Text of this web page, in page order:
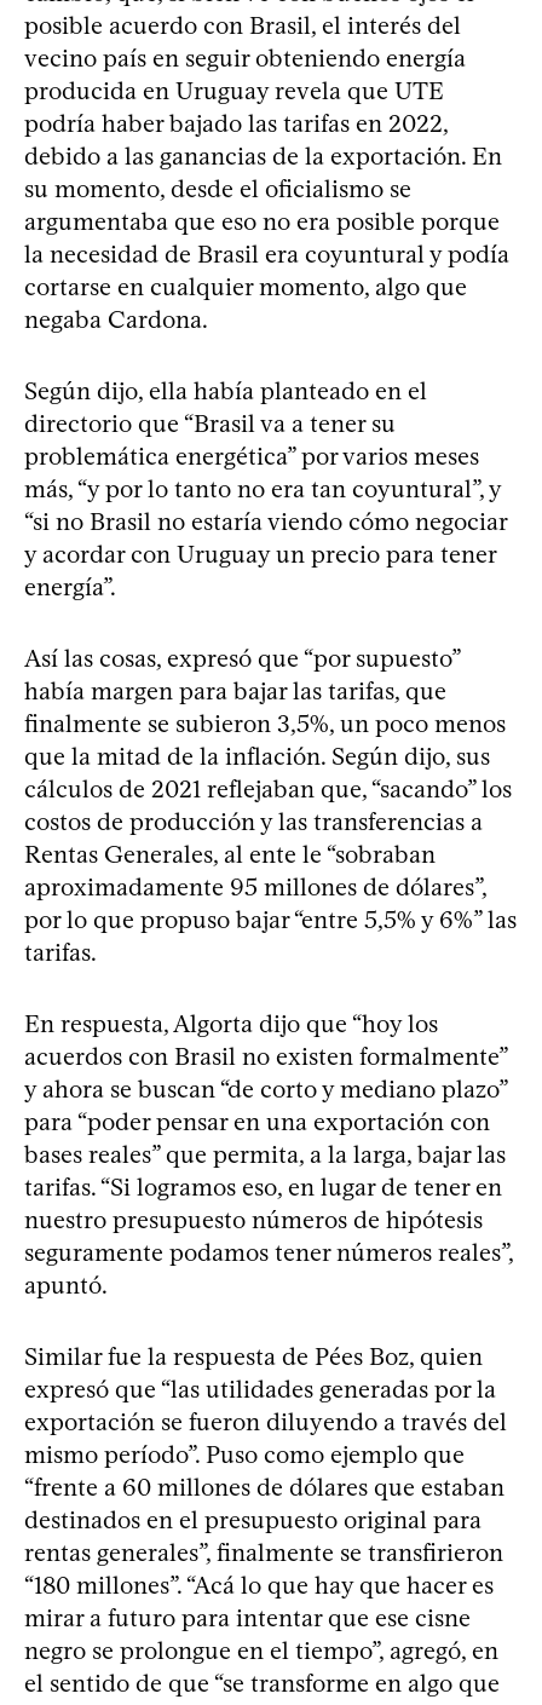
posible acuerdo con Brasil, el interés del
vecino país en seguir obteniendo energía
producida en Uruguay revela que UTE
podría haber bajado las tarifas en 2022,
debido a las ganancias de la exportación. En
su momento, desde el oficialismo se
argumentaba que eso no era posible porque
la necesidad de Brasil era coyuntural y podía
cortarse en cualquier momento, algo que
negaba Cardona.
Según dijo, ella había planteado en el
directorio que “Brasil va a tener su
problemática energética” por varios meses
más, “y por lo tanto no era tan coyuntural”, y
“si no Brasil no estaría viendo cómo negociar
y acordar con Uruguay un precio para tener
energía”.
Así las cosas, expresó que “por supuesto”
había margen para bajar las tarifas, que
finalmente se subieron 3,5%, un poco menos
que la mitad de la inflación. Según dijo, sus
cálculos de 2021 reflejaban que, “sacando” los
costos de producción y las transferencias a
Rentas Generales, al ente le “sobraban
aproximadamente 95 millones de dólares”,
por lo que propuso bajar “entre 5,5% y 6%” las
tarifas.
En respuesta, Algorta dijo que “hoy los
acuerdos con Brasil no existen formalmente”
y ahora se buscan “de corto y mediano plazo”
para “poder pensar en una exportación con
bases reales” que permita, a la larga, bajar las
tarifas. “Si logramos eso, en lugar de tener en
nuestro presupuesto números de hipótesis
seguramente podamos tener números reales”,
apuntó.
Similar fue la respuesta de Pées Boz, quien
expresó que “las utilidades generadas por la
exportación se fueron diluyendo a través del
mismo período”. Puso como ejemplo que
“frente a 60 millones de dólares que estaban
destinados en el presupuesto original para
rentas generales”, finalmente se transfirieron
“180 millones”. “Acá lo que hay que hacer es
mirar a futuro para intentar que ese cisne
negro se prolongue en el tiempo”, agregó, en
el sentido de que “se transforme en algo que